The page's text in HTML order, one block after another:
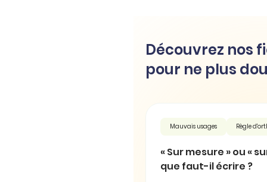
Découvrez nos
pour ne plus
Mauvais usages Règle
« Sur mesure » ou «
que faut-il écrire ?